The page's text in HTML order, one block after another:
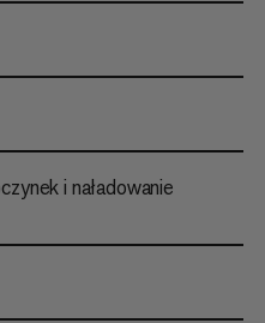
i naładowanie